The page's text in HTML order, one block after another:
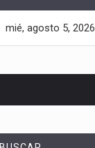
mié, agosto 5, 2026